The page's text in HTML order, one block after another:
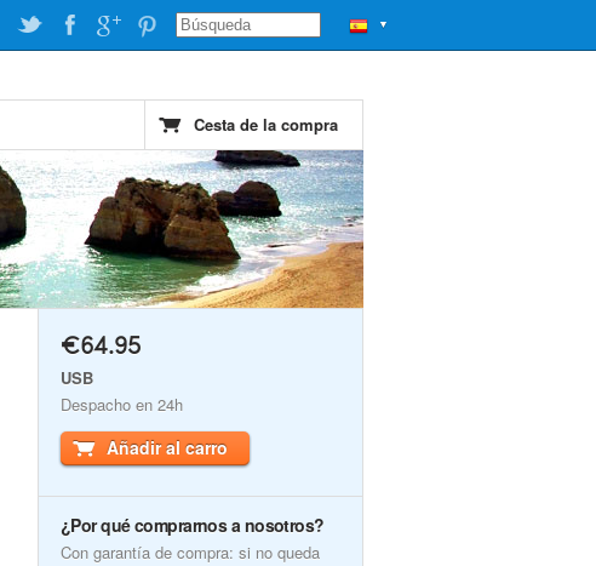
▼
Cesta de la compra
€64.95
USB
Despacho en 24h
Añadir al carro
¿Por qué comprarnos a nosotros?
Con garantía de compra: si no queda